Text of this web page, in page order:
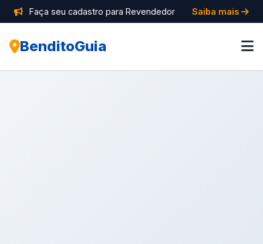
Faça seu cadastro para Revendedor Saiba mais
BenditoGuia